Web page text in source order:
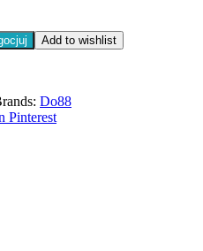
Add to wishlist
Do88
Pinterest